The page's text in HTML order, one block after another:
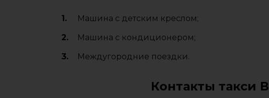
Машина с детским креслом;
Машина с кондиционером;
Междугородние поездки.
Контакты такси